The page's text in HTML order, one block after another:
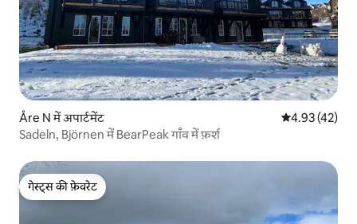
Åre N में अपार्टमेंट औसत रेटिंग 5 में
4.93 (42)
Sadeln, Björnen में BearPeak गाँव में फ़र्श
गेस्ट्स की फ़ेवरेट
गेस्ट्स की फ़ेवरेट